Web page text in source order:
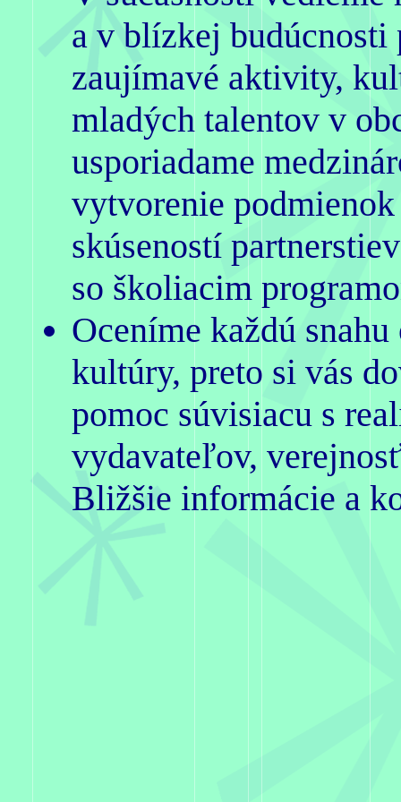
a v blízkej
zaujímavé aktivity,
mladých talentov v
usporiadame
vytvorenie
skúseností
so školiacim
Oceníme každú
kultúry, preto si vás
pomoc súvisiacu s
vydavateľov,
Bližšie informácie a